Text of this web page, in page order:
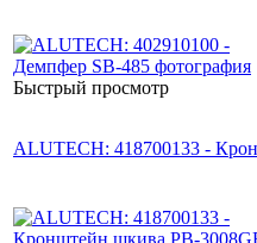
Быстрый просмотр
ALUTECH: 418700133 -